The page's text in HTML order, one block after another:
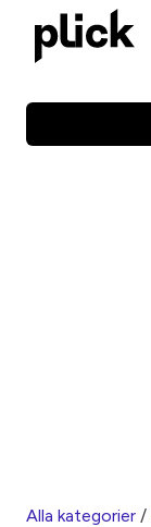
Alla kategorier /